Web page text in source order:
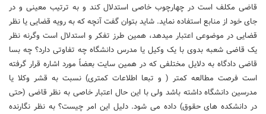
قاضی مکلف است در چهارچوب خاصی استدلال کند و به ترتیب معینی و در
جای خود از منابع استفاده نماید. شاید بتوان گفت آنچه که به رویه قضایی یا نظر
قضایی در موضوعی اعتبار می‏دهد، همین طرز تفکر و استدلال است وگرنه نظر
یک قاضی شعبه بدوی با یک وکیل یا مدرس دانشگاه چه تفاوتی دارد؟ چه بسا
قاضی دادگاه به دلایل مختلفی که در همین سایت بعضاً مورد اشاره قرار گرفته
است فرصت مطالعه کمتر ( و تبعا اطلاعات کمتری) نسبت به قشر وکلا یا
مدرسین دانشگاه داشته باشد ولی با این حال اعتبار خاصی به نظر قاضی (حتی
در دانشکده های حقوق) داده می شود. دلیل این امر چیست؟ به نظر نگارنده